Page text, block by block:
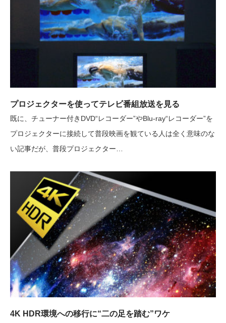
プロジェクターを使ってテレビ番組放送を見る
既に、チューナー付きDVD“レコーダー”やBlu-ray“レコーダー”を
プロジェクターに接続して普段映画を観ている人は全く意味のな
い記事だが、普段プロジェクター…
4K HDR環境への移行に“二の足を踏む”ワケ